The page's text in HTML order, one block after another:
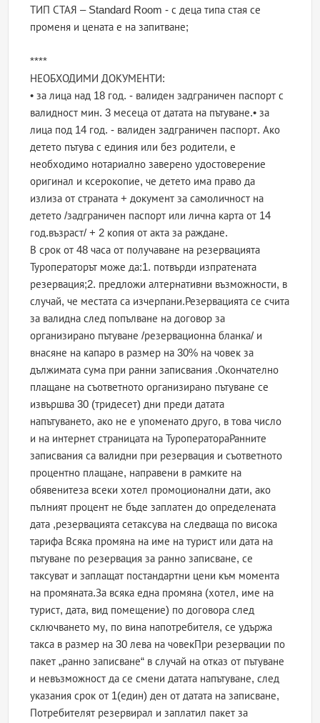
ТИП СТАЯ – Standard Room - с деца типа стая се
променя и цената е на запитване;
****
НЕОБХОДИМИ ДОКУМЕНТИ:
• за лица над 18 год. - валиден задграничен паспорт с
валидност мин. 3 месеца от датата на пътуване.• за
лица под 14 год. - валиден задграничен паспорт. Ако
детето пътува с единия или без родители, е
необходимо нотариално заверено удостоверение
оригинал и ксерокопие, че детето има право да
излиза от страната + документ за самоличност на
детето /задграничен паспорт или лична карта от 14
год.възраст/ + 2 копия от акта за раждане.
В срок от 48 часа от получаване на резервацията
Туроператорът може да:1. потвърди изпратената
резервация;2. предложи алтернативни възможности, в
случай, че местата са изчерпани.Резервацията се счита
за валидна след попълване на договор за
организирано пътуване /резервационна бланка/ и
внасяне на капаро в размер на 30% на човек за
дължимата сума при ранни записвания .Окончателно
плащане на съответното организирано пътуване се
извършва 30 (тридесет) дни преди датата
напътуването, ако не е упоменато друго, в това число
и на интернет страницата на ТуроператораРанните
записвания са валидни при резервация и съответното
процентно плащане, направени в рамките на
обявенитеза всеки хотел промоционални дати, ако
пълният процент не бъде заплатен до определената
дата ,резервацията сетаксува на следваща по висока
тарифа Всяка промяна на име на турист или дата на
пътуване по резервация за ранно записване, се
таксуват и заплащат постандартни цени към момента
на промяната.За всяка една промяна (хотел, име на
турист, дата, вид помещение) по договора след
сключването му, по вина напотребителя, се удържа
такса в размер на 30 лева на човекПри резервации по
пакет „ранно записване“ в случай на отказ от пътуване
и невъзможност да се смени датата напътуване, след
указания срок от 1(един) ден от датата на записване,
Потребителят резервирал и заплатил пакет за